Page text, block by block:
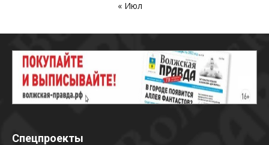
« Июл
Спецпроекты